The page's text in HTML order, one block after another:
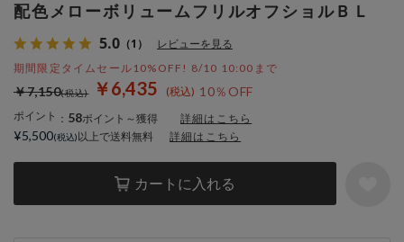
配色メローボリュームフリルオフショルＢＬ
5.0 （1） レビューを見る
期間限定タイムセール10%OFF! 8/10 10:00まで
￥6,435 10％OFF
￥7,150
ポイント ： 58ポイント～獲得 詳細はこちら
カートに入れる
¥5,500 以上で送料無料 詳細はこちら